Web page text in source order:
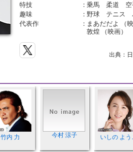
特技
：乗馬 柔道 空
趣味
：野球 テニス
代表作
： まあだだよ （
敦煌 （映画）
出典：
竹内 力 今村 涼子 いしの よう